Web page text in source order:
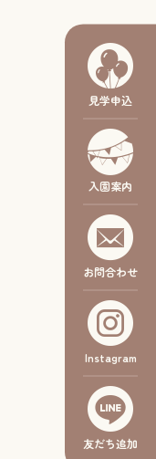
見学申込
入園案内
お問合わせ
Instagram
友だち追加